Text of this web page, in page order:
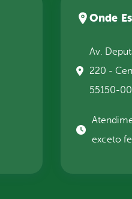
Onde
Av.
220 -
55150-
exceto